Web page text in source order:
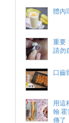
體內
重要
請勿
口齒
用這
翰.
傳了